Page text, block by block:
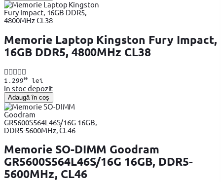
Memorie Laptop Kingston Fury Impact,
16GB DDR5, 4800MHz CL38
1.29999lei
In stoc depozit
Adaugă în coș
Memorie SO-DIMM Goodram
GR5600S564L46S/16G 16GB, DDR5-
5600MHz, CL46